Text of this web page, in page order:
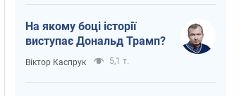
На якому боці історії
виступає Дональд Трамп?
Віктор Каспрук 5,1 т.